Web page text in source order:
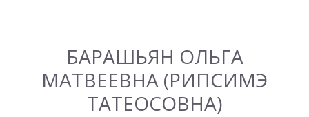
БАРАШЬЯН ОЛЬГА
МАТВЕЕВНА (РИПСИМЭ
ТАТЕОСОВНА)